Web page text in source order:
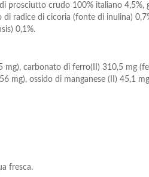
crudo 100% italiano 4,5%,
radice di cicoria (fonte di inulina)
0,1%.
carbonato di ferro(II) 310,5 mg
mg), ossido di manganese (II) 45,1
fresca.